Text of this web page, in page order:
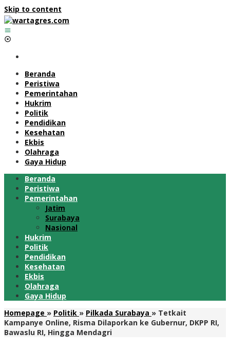
Skip to content
Beranda
Peristiwa
Pemerintahan
Hukrim
Politik
Pendidikan
Kesehatan
Ekbis
Olahraga
Gaya Hidup
Beranda
Peristiwa
Pemerintahan
Jatim
Surabaya
Nasional
Hukrim
Politik
Pendidikan
Kesehatan
Ekbis
Olahraga
Gaya Hidup
Homepage » Politik » Pilkada Surabaya » Tetkait
Kampanye Online, Risma Dilaporkan ke Gubernur, DKPP RI,
Bawaslu RI, Hingga Mendagri